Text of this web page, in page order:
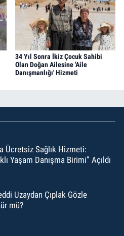
34 Yıl Sonra İkiz Çocuk Sahibi
Olan Doğan Ailesine 'Aile
Danışmanlığı' Hizmeti
Ücretsiz Sağlık Hizmeti:
Yaşam Danışma Birimi” Açıldı
Uzaydan Çıplak Gözle
mü?